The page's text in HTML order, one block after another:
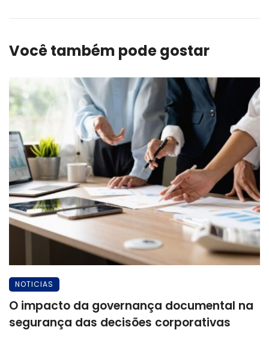
Você também pode gostar
NOTICIAS
O impacto da governança documental na
segurança das decisões corporativas